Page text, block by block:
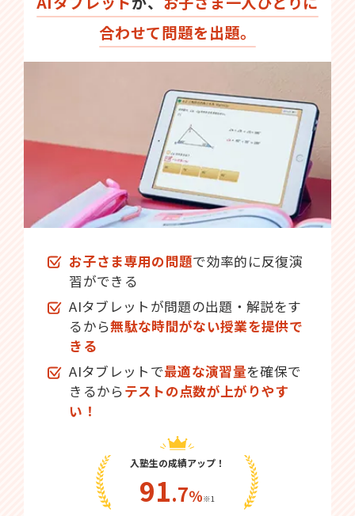
合わせて問題を出題。
お子さま専用の問題で効率的に反復演
習ができる
AIタブレットが問題の出題・解説をす
るから無駄な時間がない授業を提供で
きる
AIタブレットで最適な演習量を確保で
きるからテストの点数が上がりやす
い！
入塾生の成績アップ！
91.7％※1